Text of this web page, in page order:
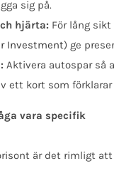
sig på.
hjärta: För lång
Investment) ge
Aktivera autospar så
ett kort som
vara specifik
är det rimligt